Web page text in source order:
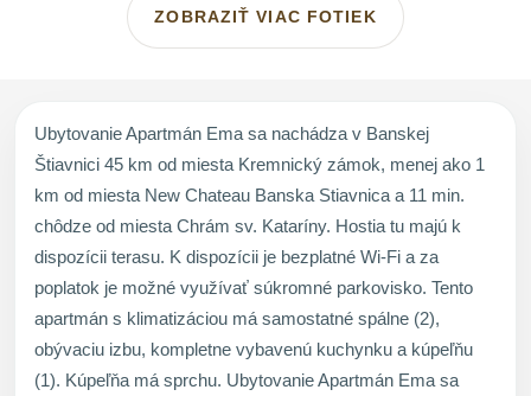
ZOBRAZIŤ VIAC FOTIEK
Ubytovanie Apartmán Ema sa nachádza v Banskej
Štiavnici 45 km od miesta Kremnický zámok, menej ako 1
km od miesta New Chateau Banska Stiavnica a 11 min.
chôdze od miesta Chrám sv. Kataríny. Hostia tu majú k
dispozícii terasu. K dispozícii je bezplatné Wi-Fi a za
poplatok je možné využívať súkromné parkovisko. Tento
apartmán s klimatizáciou má samostatné spálne (2),
obývaciu izbu, kompletne vybavenú kuchynku a kúpeľňu
(1). Kúpeľňa má sprchu. Ubytovanie Apartmán Ema sa